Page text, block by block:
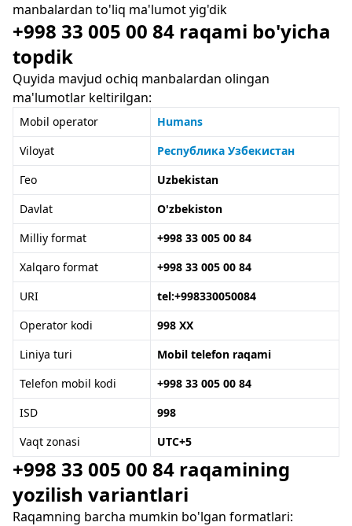
manbalardan to'liq ma'lumot yig'dik
+998 33 005 00 84 raqami bo'yicha
topdik
Quyida mavjud ochiq manbalardan olingan
ma'lumotlar keltirilgan:
Mobil operator
Humans
Viloyat
Республика Узбекистан
Гео
Uzbekistan
Davlat
O'zbekiston
Milliy format
+998 33 005 00 84
Xalqaro format
+998 33 005 00 84
URI
tel:+998330050084
Operator kodi
998 XX
Liniya turi
Mobil telefon raqami
Telefon mobil kodi
+998 33 005 00 84
ISD
998
Vaqt zonasi
UTC+5
+998 33 005 00 84 raqamining
yozilish variantlari
Raqamning barcha mumkin bo'lgan formatlari: